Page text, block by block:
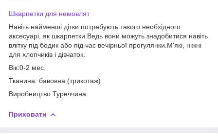
Шкарпетки для немовлят
Навіть найменші дітки потребують такого необхідного
аксесуарі, як шкарпетки.Ведь вони можуть знадобитися навіть
влітку під бодик або під час вечірньої прогулянки.М'які, ніжні
для хлопчиків і дівчаток.
Вік:0-2 мес.
Тканина: бавовна (трикотаж)
Виробництво Туреччина.
Приховати